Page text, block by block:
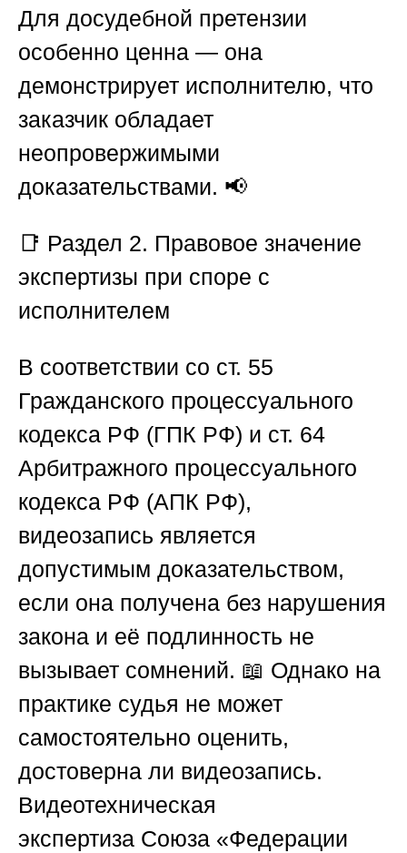
Для досудебной претензии
особенно ценна — она
демонстрирует исполнителю, что
заказчик обладает
неопровержимыми
доказательствами. 📢
📑 Раздел 2. Правовое значение
экспертизы при споре с
исполнителем
В соответствии со ст. 55
Гражданского процессуального
кодекса РФ (ГПК РФ) и ст. 64
Арбитражного процессуального
кодекса РФ (АПК РФ),
видеозапись является
допустимым доказательством,
если она получена без нарушения
закона и её подлинность не
вызывает сомнений. 📖 Однако на
практике судья не может
самостоятельно оценить,
достоверна ли видеозапись.
Видеотехническая
экспертиза Союза «Федерации